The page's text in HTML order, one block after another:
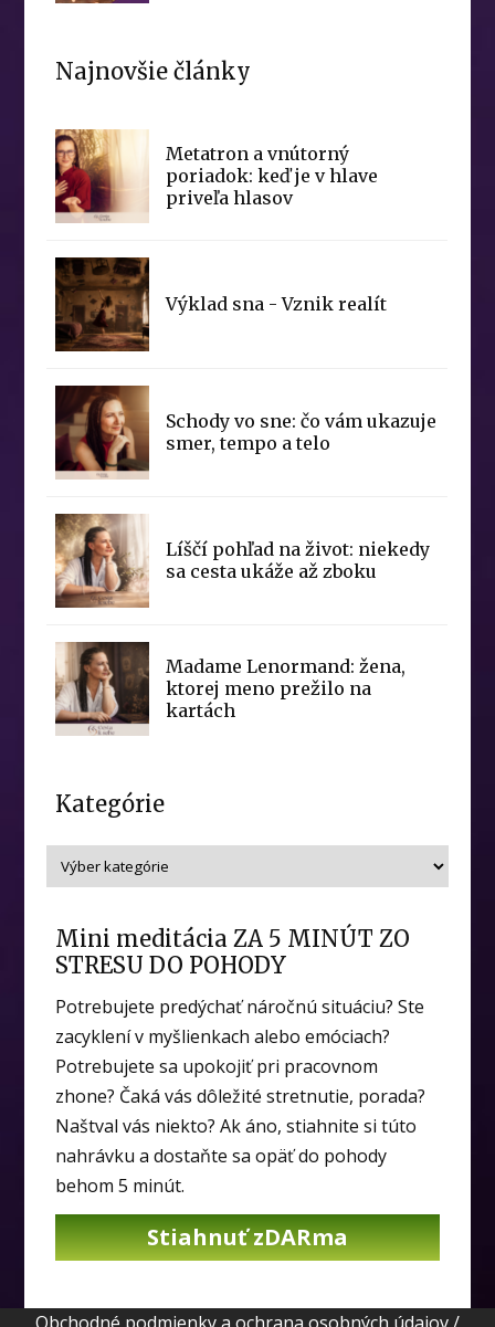
Najnovšie články
Metatron a vnútorný
poriadok: keď je v hlave
priveľa hlasov
Výklad sna - Vznik realít
Schody vo sne: čo vám ukazuje
smer, tempo a telo
Líščí pohľad na život: niekedy
sa cesta ukáže až zboku
Madame Lenormand: žena,
ktorej meno prežilo na
kartách
Kategórie
Mini meditácia ZA 5 MINÚT ZO
STRESU DO POHODY
Potrebujete predýchať náročnú situáciu? Ste
zacyklení v myšlienkach alebo emóciach?
Potrebujete sa upokojiť pri pracovnom
zhone? Čaká vás dôležité stretnutie, porada?
Naštval vás niekto? Ak áno, stiahnite si túto
nahrávku a dostaňte sa opäť do pohody
behom 5 minút.
Stiahnuť zDARma